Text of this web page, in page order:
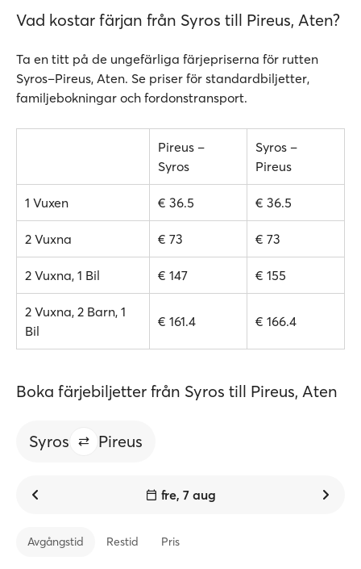
Vad kostar färjan från Syros till Pireus, Aten?
Ta en titt på de ungefärliga färjepriserna för rutten
Syros–Pireus, Aten. Se priser för standardbiljetter,
familjebokningar och fordonstransport.
Pireus –
Syros
Syros –
Pireus
1 Vuxen € 36.5 € 36.5
2 Vuxna € 73 € 73
2 Vuxna, 1 Bil € 147 € 155
2 Vuxna, 2 Barn, 1
Bil
€ 161.4 € 166.4
Boka färjebiljetter från Syros till Pireus, Aten
Syros Pireus
fre, 7 aug
Avgångstid Restid Pris